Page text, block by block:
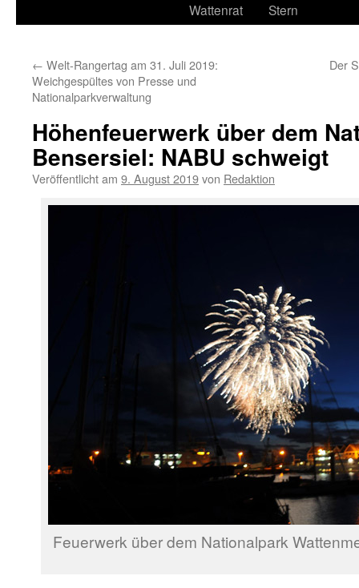
Wattenrat
Stern
← Welt-Rangertag am 31. Juli 2019:
Weichgespültes von Presse und
Nationalparkverwaltung
Der
Höhenfeuerwerk über dem
Bensersiel: NABU schweigt
Veröffentlicht am 9. August 2019von Redaktion
Feuerwerk über dem Nationalpark